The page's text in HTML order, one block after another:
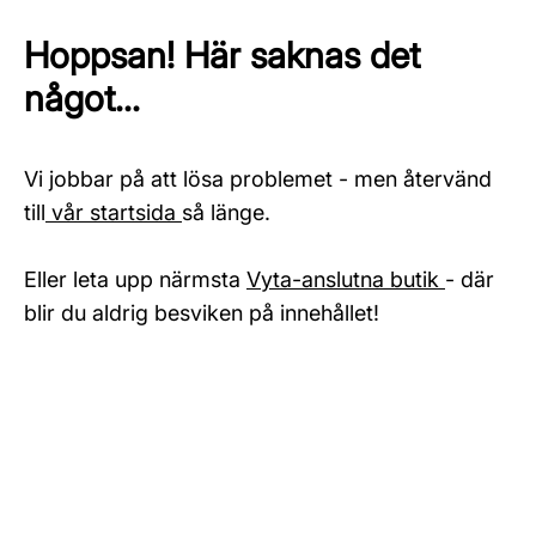
Hoppsan! Här saknas det
något...
Vi jobbar på att lösa problemet - men återvänd
till vår startsida så länge.
Eller leta upp närmsta Vyta-anslutna butik - där
blir du aldrig besviken på innehållet!